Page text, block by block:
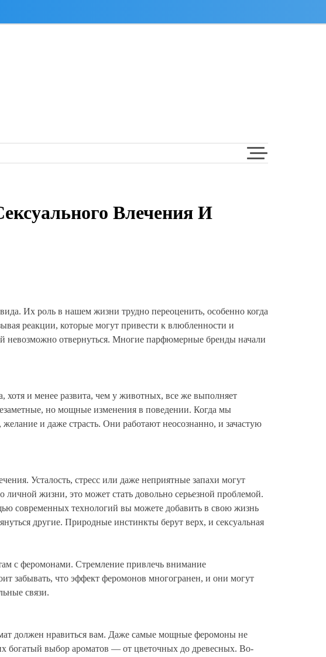
Влечения И
Их роль в нашем жизни трудно переоценить, особенно когда
реакции, которые могут привести к влюбленности и
невозможно отвернуться. Многие парфюмерные бренды начали
и менее развита, чем у животных, все же выполняет
но мощные изменения в поведении. Когда мы
и даже страсть. Они работают неосознанно, и зачастую
Усталость, стресс или даже неприятные запахи могут
жизни, это может стать довольно серьезной проблемой.
современных технологий вы можете добавить в свою жизнь
другие. Природные инстинкты берут верх, и сексуальная
с феромонами. Стремление привлечь внимание
забывать, что эффект феромонов многогранен, и они могут
связи.
должен нравиться вам. Даже самые мощные феромоны не
богатый выбор ароматов — от цветочных до древесных. Во-